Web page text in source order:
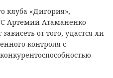
клуба «Дигория»,
Артемий Атаманенко
от того, удастся ли
контроля с